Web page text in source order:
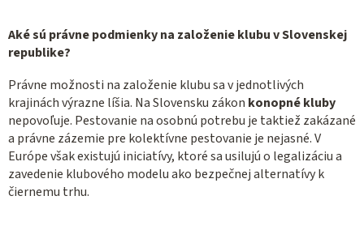
Aké sú právne podmienky na založenie klubu v Slovenskej
republike?
Právne možnosti na založenie klubu sa v jednotlivých
krajinách výrazne líšia. Na Slovensku zákon konopné kluby
nepovoľuje. Pestovanie na osobnú potrebu je taktiež zakázané
a právne zázemie pre kolektívne pestovanie je nejasné. V
Európe však existujú iniciatívy, ktoré sa usilujú o legalizáciu a
zavedenie klubového modelu ako bezpečnej alternatívy k
čiernemu trhu.